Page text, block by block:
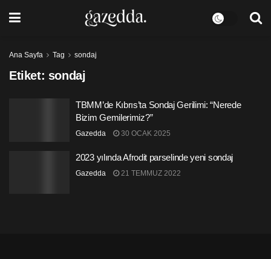
Ana Sayfa Tag sondaj
Etiket: sondaj
TBMM’de Kıbrıs’ta Sondaj Gerilimi: “Nerede
Bizim Gemilerimiz?”
Gazedda 30 OCAK 2025
2023 yılında Afrodit parselinde yeni sondaj
Gazedda 21 TEMMUZ 2022